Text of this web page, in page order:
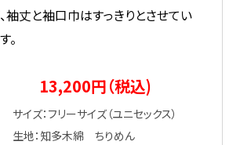
袖丈と袖口巾はすっきりとさせてい
。
13,200円（税込)
サイズ：フリーサイズ（ユニセックス）
生地：知多木綿 ちりめん